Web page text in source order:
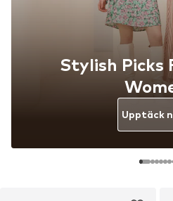
Stylish Picks
Upptäck